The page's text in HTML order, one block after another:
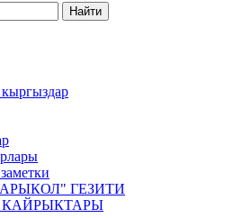
Найти
ГЕЗИТИ